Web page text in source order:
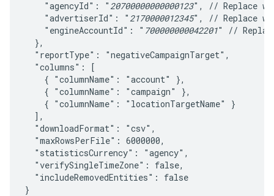
    "agencyId": "
20700000000000123", // Replace
    "advertiserId": "
2170000012345", // Replace
    "engineAccountId": "
700000000042201" //
  },
  "reportType": "negativeCampaignTarget",
  "columns": [
    { "columnName": "account" },
    { "columnName": "campaign" },
    { "columnName": "locationTargetName" }
  ],
  "downloadFormat": "csv",
  "maxRowsPerFile": 6000000,
  "statisticsCurrency": "agency",
  "verifySingleTimeZone": false,
  "includeRemovedEntities": false
}